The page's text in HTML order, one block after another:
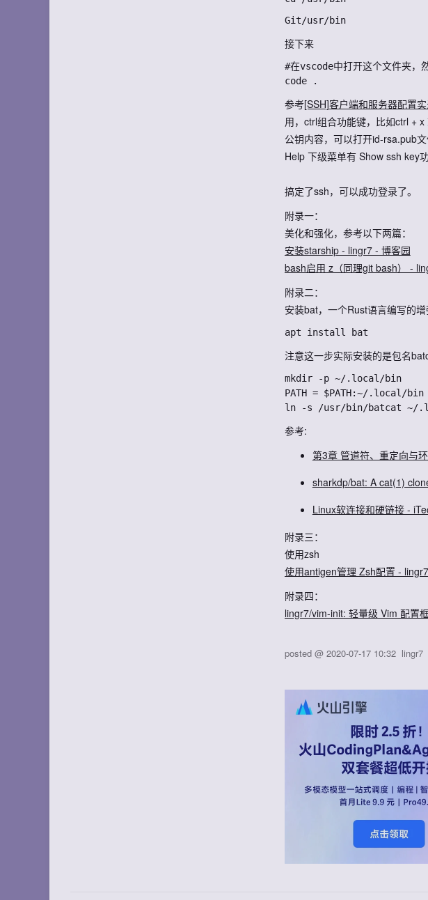
Git/usr/bin
接下来
#在vscode中打开这个文件夹，
参考[SSH]客户端和服务器配置
用，ctrl组合功能键，比如ctrl + x
公钥内容，可以打开id-rsa.pub
Help 下级菜单有 Show ssh key
搞定了ssh，可以成功登录了。
附录一：
美化和强化，参考以下两篇：
安装starship - lingr7 - 博客园
bash启用 z（同理git bash） -
附录二：
安装bat，一个Rust语言编写的
注意这一步实际安装的是包名
mkdir -p ~/.local/bin
PATH = $PATH:~/.local/bin
参考:
第3章 管道符、重定向与
sharkdp/bat: A cat(1)
Linux软连接和硬链接 -
附录三：
使用zsh
使用antigen管理 Zsh配置 -
附录四：
lingr7/vim-init: 轻量级 Vim 配置
posted @ 2020-07-17 10:32 lingr7